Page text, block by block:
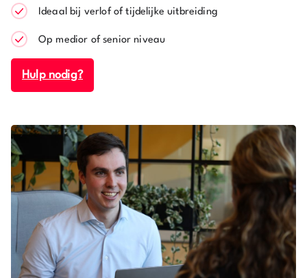
Ideaal bij verlof of tijdelijke uitbreiding
Op medior of senior niveau
Hulp nodig?